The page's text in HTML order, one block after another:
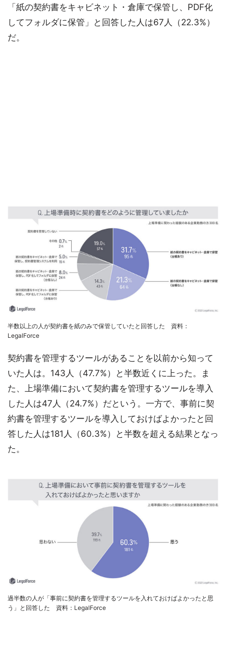
「紙の契約書をキャビネット・倉庫で保管し、PDF化
してフォルダに保管」と回答した人は67人（22.3%）
だ。
半数以上の人が契約書を紙のみで保管していたと回答した 資料：
LegalForce
契約書を管理するツールがあることを以前から知って
いた人は。143人（47.7%）と半数近くに上った。ま
た、上場準備において契約書を管理するツールを導入
した人は47人（24.7%）だという。一方で、事前に契
約書を管理するツールを導入しておけばよかったと回
答した人は181人（60.3%）と半数を超える結果となっ
た。
過半数の人が「事前に契約書を管理するツールを入れておけばよかったと思
う」と回答した 資料：LegalForce